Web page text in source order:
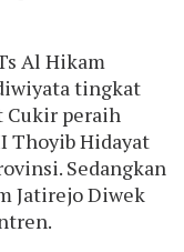
Al Hikam
tingkat
Cukir peraih
Thoyib Hidayat
Sedangkan
Jatirejo Diwek